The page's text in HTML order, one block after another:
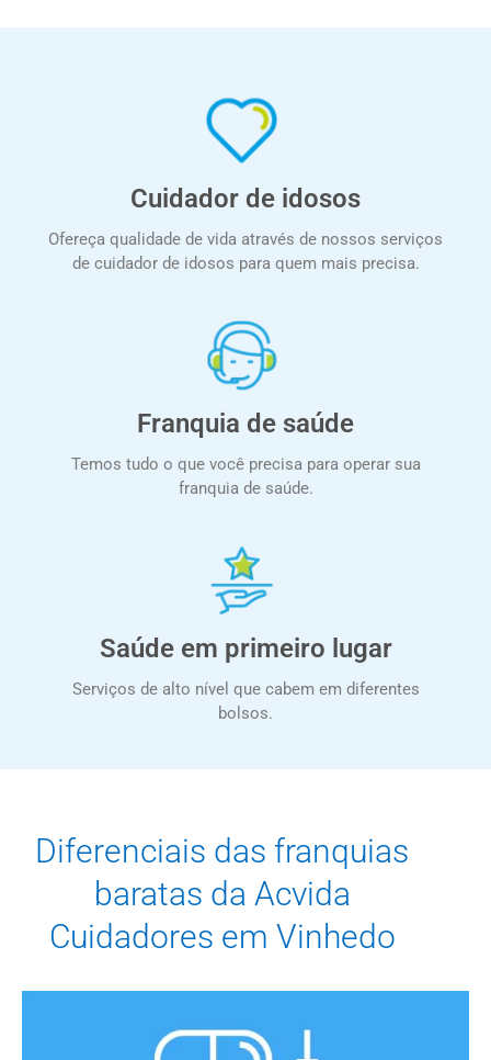
Cuidador de idosos
Ofereça qualidade de vida através de nossos serviços
de cuidador de idosos para quem mais precisa.
Franquia de saúde
Temos tudo o que você precisa para operar sua
franquia de saúde.
Saúde em primeiro lugar
Serviços de alto nível que cabem em diferentes
bolsos.
Diferenciais das franquias
baratas da Acvida
Cuidadores em Vinhedo